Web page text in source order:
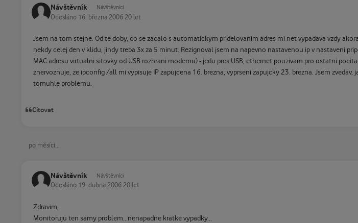
Návštěvník Návštěvníci
Odesláno 16. března 2006 20 let
Jsem na tom stejne. Od te doby, co se zacalo s automatickym pridelovanim adres mi net vypadava vzdy
nekdy celej den v klidu, jindy treba 3x za 5 minut. Rezignoval jsem na napevno nastavenou ip v nastaveni
MAC adresu virtualni sitovky od USB rozhrani modemu) - jedu pres USB, ethernet pouzivam pro ostatni
znervoznuje, ze ipconfig /all mi vypisuje IP zapujcena 16. brezna, vyprseni zapujcky 23. brezna. Jsem
tomuhle problemu.
Citovat
po měsíci...
Návštěvník Návštěvníci
Odesláno 19. dubna 2006 20 let
Zdravim,
Monitoruju ten samy problem...nenapadne kratke vypadky...